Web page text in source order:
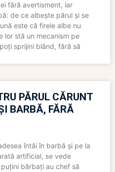
fără avertisment, iar
de ce albește părul și se
este că firele albe nu
lor stă un mecanism pe
sprijini blând, fără să
PĂRUL CĂRUNT
BARBĂ, FĂRĂ
întâi în barbă și pe la
artificial, se vede
bărbați au chef să